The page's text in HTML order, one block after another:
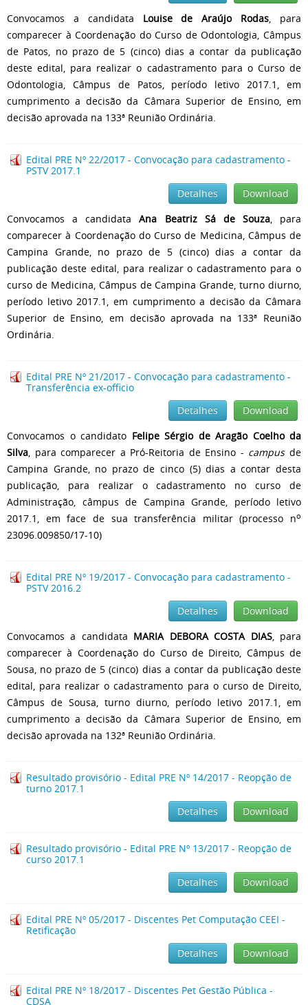
Convocamos a candidata Louise de Araújo Rodas, para
comparecer à Coordenação do Curso de Odontologia, Câmpus
de Patos, no prazo de 5 (cinco) dias a contar da publicação
deste edital, para realizar o cadastramento para o Curso de
Odontologia, Câmpus de Patos, período letivo 2017.1, em
cumprimento a decisão da Câmara Superior de Ensino, em
decisão aprovada na 133ª Reunião Ordinária.
Edital PRE Nº 22/2017 - Convocação para cadastramento -
PSTV 2017.1
Download
Detalhes
Convocamos a candidataAna Beatriz Sá de Souza, para
comparecer à Coordenação do Curso de Medicina, Câmpus de
Campina Grande, no prazo de 5 (cinco) dias a contar da
publicação deste edital, para realizar o cadastramento para o
curso de Medicina, Câmpus de Campina Grande, turno diurno,
período letivo 2017.1, em cumprimento a decisão da Câmara
Superior de Ensino, em decisão aprovada na 133ª Reunião
Ordinária.
Edital PRE Nº 21/2017 - Convocação para cadastramento -
Transferência ex-officio
Download
Detalhes
Convocamos o candidato Felipe Sérgio de Aragão Coelho da
Silva, para comparecer a Pró-Reitoria de Ensino - campusde
Campina Grande, no prazo de cinco (5) dias a contar desta
publicação, para realizar o cadastramento no curso de
Administração, câmpus de Campina Grande, período letivo
2017.1, em face de sua transferência militar (processo no
23096.009850/17-10)
Edital PRE Nº 19/2017 - Convocação para cadastramento -
PSTV 2016.2
Download
Detalhes
Convocamos a candidata MARIA DEBORA COSTA DIAS, para
comparecer à Coordenação do Curso de Direito, Câmpus de
Sousa, no prazo de 5 (cinco) dias a contar da publicação deste
edital, para realizar o cadastramento para o curso de Direito,
Câmpus de Sousa, turno diurno, período letivo 2017.1, em
cumprimento a decisão da Câmara Superior de Ensino, em
decisão aprovada na 132ª Reunião Ordinária.
Resultado provisório - Edital PRE Nº 14/2017 - Reopção de
turno 2017.1
Download
Detalhes
Resultado provisório - Edital PRE Nº 13/2017 - Reopção de
curso 2017.1
Download
Detalhes
Edital PRE Nº 05/2017 - Discentes Pet Computação CEEI -
Retificação
Download
Detalhes
Edital PRE Nº 18/2017 - Discentes Pet Gestão Pública -
CDSA